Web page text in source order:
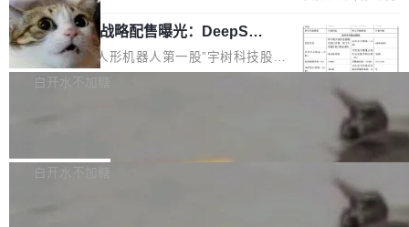
家基线 95.4%。 不是又一个 coding agent 包装
器 Prime Agent 的架构和市面上大多数 coding
agent 有本质区别。大多数 agent harness 的设
计是基于早期模型的能力—...
是项目级别的官方立场，目前由五个团队采纳，
但它可能是主流开源项目中关于 AI 辅助贡献最
细致的一份规则。 政策的核心只有一句话：LLM
可以用来分析、提炼、审阅、建议，但不能用来
不得生成涉及安全性的关键变更，除非作者本身
宇树科技 IPO 战略配售曝光：DeepSe
ek 获配 93.3 万股，锁定 36 个月
8月6日晚间，“人形机器人第一股”宇树科技股份
有限公司披露IPO发行价格及战略配售结果，杭
36个月。 公告显示，本次宇树科技战略配售对
白开水不加糖
Bug fixes and enhancements 修复多次传递同
白开水不加糖